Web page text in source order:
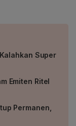
Super
Emiten Ritel
Permanen,